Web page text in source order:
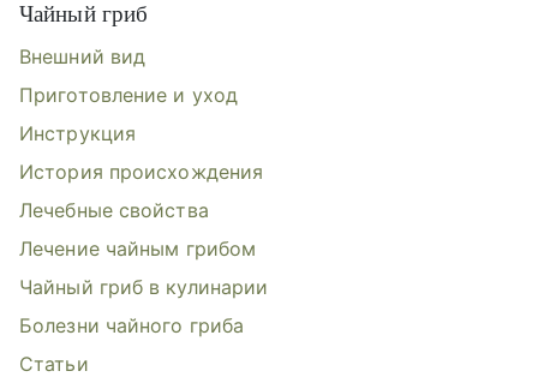
Чайный гриб
Внешний вид
Приготовление и уход
Инструкция
История происхождения
Лечебные свойства
Лечение чайным грибом
Чайный гриб в кулинарии
Болезни чайного гриба
Статьи